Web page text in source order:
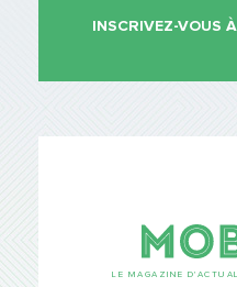
INSCRIVEZ-VOUS
LE MAGAZINE